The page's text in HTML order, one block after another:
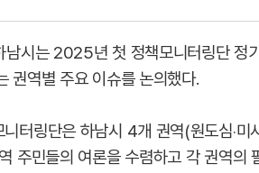
시는 2025년 첫 정책모니터링단 정
권역별 주요 이슈를 논의했다.
터링단은 하남시 4개 권역(원도심‧미
주민들의 여론을 수렴하고 각 권역의